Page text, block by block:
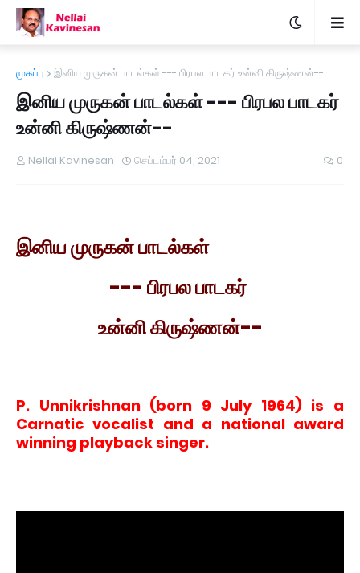
முகப்பு இனிய முருகன் பாடல்கள் --- பிரபல பாடகர் உன்னி கிருஷ்ணன்--
இனிய முருகன் பாடல்கள் --- பிரபல பாடகர்
உன்னி கிருஷ்ணன்--
Nellai Kavinesan செப்டம்பர் 04, 2021 0
இனிய முருகன் பாடல்கள்
--- பிரபல பாடகர்
உன்னி கிருஷ்ணன்--
P. Unnikrishnan (born 9 July 1964) is a
Carnatic vocalist and a national award
winning playback singer.